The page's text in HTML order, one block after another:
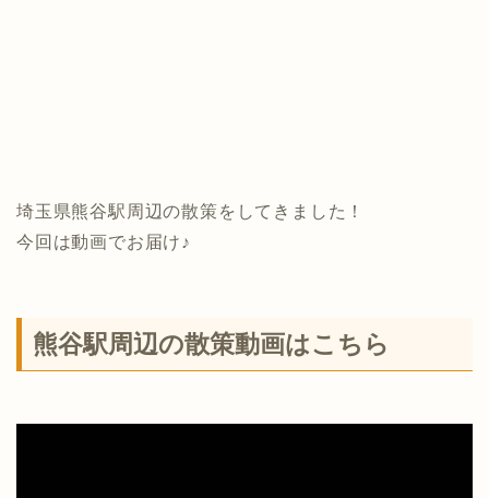
埼玉県熊谷駅周辺の散策をしてきました！
今回は動画でお届け♪
熊谷駅周辺の散策動画はこちら